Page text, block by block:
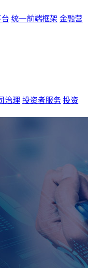
台 统一前端框架 金融营
治理 投资者服务 投资